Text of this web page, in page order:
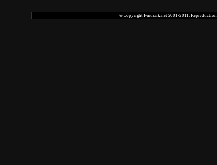
© Copyright I-muzzik.net 2001-2011. Reproduction